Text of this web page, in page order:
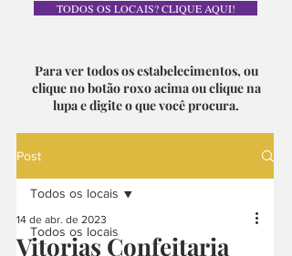
TODOS OS LOCAIS? CLIQUE AQUI!
Para ver todos os estabelecimentos, ou
clique no botão roxo acima ou clique na
lupa e digite o que você procura.
Post
Todos os locais
Todos os locais
Vitorias Confeitaria
14 de abr. de 2023